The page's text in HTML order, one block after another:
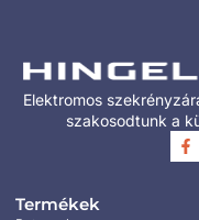
Elektromos
szakosodtunk a
Termékek